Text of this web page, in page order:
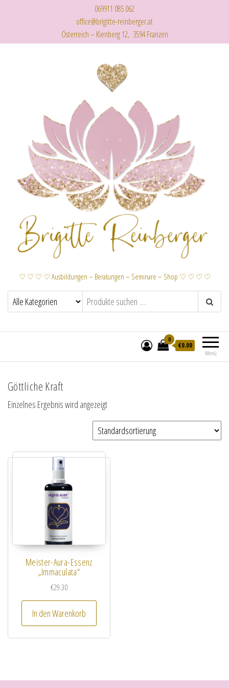
069911 085 062
office@brigitte-reinberger.at
Österreich – Kienberg 12, 3594 Franzen
♡ ♡ ♡ ♡ Ausbildungen – Beratungen – Seminare – Shop ♡ ♡ ♡ ♡
Menü
0
€0.00
Göttliche Kraft
Einzelnes Ergebnis wird angezeigt
Meister-Aura-Essenz
„Immaculata“
€29.30
In den Warenkorb